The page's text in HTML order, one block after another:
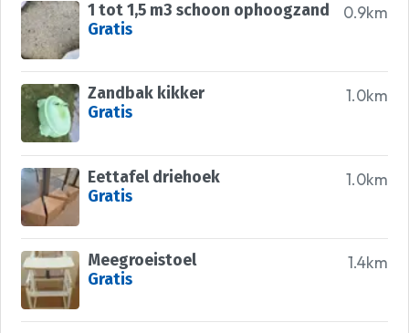
0.9km
1 tot 1,5 m3 schoon ophoogzand
Gratis
1.0km
Zandbak kikker
Gratis
1.0km
Eettafel driehoek
Gratis
1.4km
Meegroeistoel
Gratis